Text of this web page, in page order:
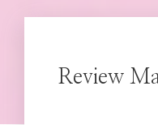
Review